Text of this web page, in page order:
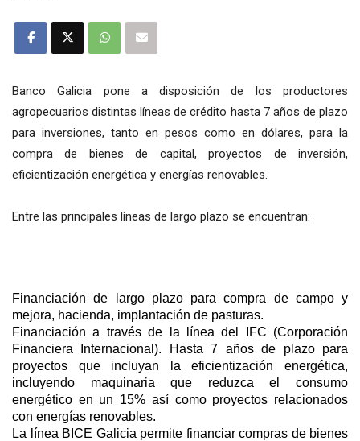
Banco Galicia pone a disposición de los productores
agropecuarios distintas líneas de crédito hasta 7 años de plazo
para inversiones, tanto en pesos como en dólares, para la
compra de bienes de capital, proyectos de inversión,
eficientización energética y energías renovables.
Entre las principales líneas de largo plazo se encuentran:
Financiación de largo plazo para compra de campo y
mejora, hacienda, implantación de pasturas.
Financiación a través de la línea del IFC (Corporación
Financiera Internacional). Hasta 7 años de plazo para
proyectos que incluyan la eficientización energética,
incluyendo maquinaria que reduzca el consumo
energético en un 15% así como proyectos relacionados
con energías renovables.
La línea BICE Galicia permite financiar compras de bienes